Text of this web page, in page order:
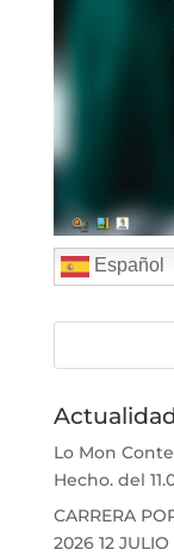
Español
Lo Mon
Hecho. del
CARRERA
2026 12 JULIO